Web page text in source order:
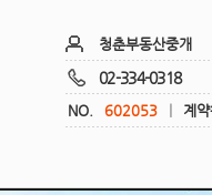
청춘부동산중개
02-334-0318
NO. 602053 계